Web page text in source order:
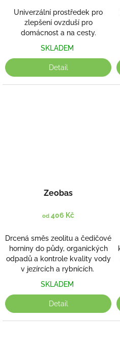
Univerzální prostředek pro
zlepšení ovzduší pro
domácnost a na cesty.
SKLADEM
Detail
Zeobas
od 406 Kč
Drcená směs zeolitu a čedičové
horniny do půdy, organických
odpadů a kontrole kvality vody
v jezírcích a rybnících.
SKLADEM
Detail